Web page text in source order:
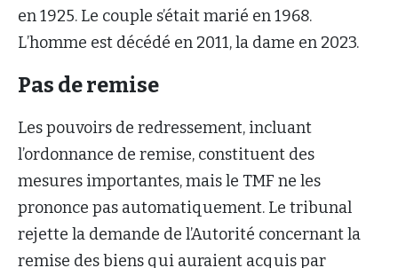
en 1925. Le couple s’était marié en 1968.
L’homme est décédé en 2011, la dame en 2023.
Pas de remise
Les pouvoirs de redressement, incluant
l’ordonnance de remise, constituent des
mesures importantes, mais le TMF ne les
prononce pas automatiquement. Le tribunal
rejette la demande de l’Autorité concernant la
remise des biens qui auraient acquis par